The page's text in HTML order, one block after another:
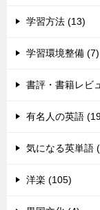
学習方法 (13)
学習環境整備 (7)
書評・書籍レビ
有名人の英語
気になる英単語
洋楽 (105)